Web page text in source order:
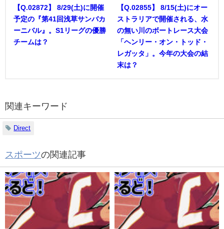
【Q.02872】 8/29(土)に開催
予定の『第41回浅草サンバカ
ーニバル』。S1リーグの優勝
チームは？
【Q.02855】 8/15(土)にオー
ストラリアで開催される、水
の無い川のボートレース大会
「ヘンリー・オン・トッド・
レガッタ」。今年の大会の結
末は？
関連キーワード
Direct
スポーツの関連記事